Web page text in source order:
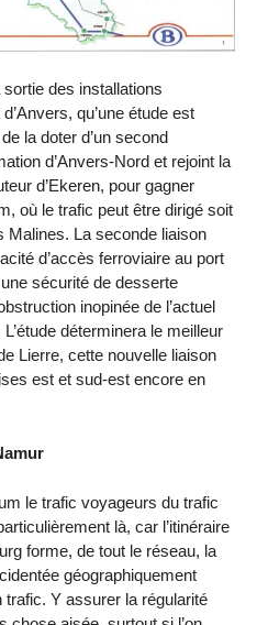
des installations
qu’une étude est
la doter d’un second
d’Anvers-Nord et rejoint la
d’Ekeren, pour gagner
où le trafic peut être dirigé soit
La seconde liaison
d’accès ferroviaire au port
sécurité de desserte
inopinée de l’actuel
déterminera le meilleur
Lierre, cette nouvelle liaison
est et sud-est encore en
le trafic voyageurs du trafic
là, car l’itinéraire
forme, de tout le réseau, la
géographiquement
trafic. Y assurer la régularité